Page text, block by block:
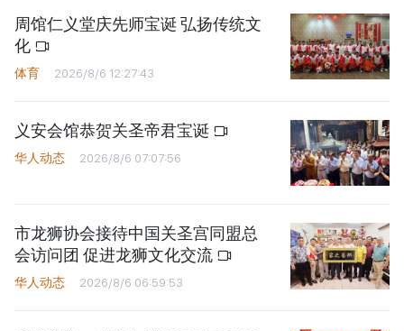
周馆仁义堂庆先师宝诞 弘扬传统文
化
体育 2026/8/6 12:27:43
义安会馆恭贺关圣帝君宝诞
华人动态 2026/8/6 07:07:56
市龙狮协会接待中国关圣宫同盟总
会访问团 促进龙狮文化交流
华人动态 2026/8/6 06:59:53